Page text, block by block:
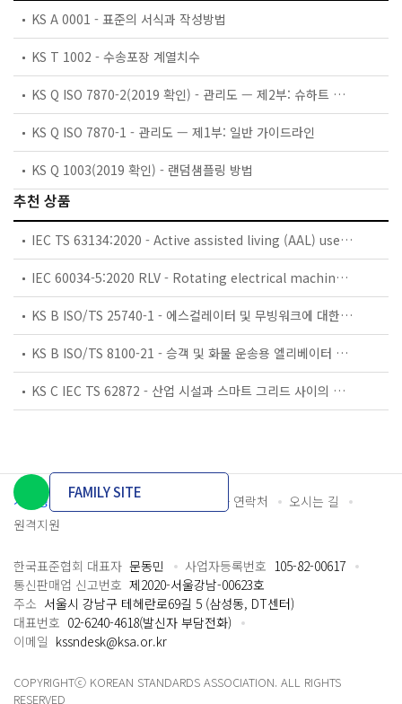
KS A 0001 - 표준의 서식과 작성방법
KS T 1002 - 수송포장 계열치수
KS Q ISO 7870-2(2019 확인) - 관리도 — 제2부: 슈하트 관리도
KS Q ISO 7870-1 - 관리도 — 제1부: 일반 가이드라인
KS Q 1003(2019 확인) - 랜덤샘플링 방법
추천 상품
IEC TS 63134:2020 - Active assisted living (AAL) use cases
IEC 60034-5:2020 RLV - Rotating electrical machines - Part 5: Degrees of protection provided by the integral design of rotating electrical machines (IP code) - Classification
KS B ISO/TS 25740-1 - 에스컬레이터 및 무빙워크에 대한 안전요건 — 제1부: 세계공통 필수 안전요건(GESRs)
KS B ISO/TS 8100-21 - 승객 및 화물 운송용 엘리베이터 —제21부: 세계공통 필수안전요건(GESRs)을 충족하는 세계공통 안전 파라미터(GSPs)
KS C IEC TS 62872 - 산업 시설과 스마트 그리드 사이의 산업 공정 측정, 제어 및 자동화 시스템 인터페이스
개인정보처리방침 이용약관 담당자 연락처
오시는 길
원격지원
FAMILY SITE
한국표준협회 대표자 문동민 사업자등록번호 105-82-00617
통신판매업 신고번호 제2020-서울강남-00623호
주소 서울시 강남구 테헤란로69길 5 (삼성동, DT센터)
대표번호 02-6240-4618(발신자 부담전화)
이메일 kssndesk@ksa.or.kr
COPYRIGHTⓒ KOREAN STANDARDS ASSOCIATION. ALL RIGHTS
RESERVED